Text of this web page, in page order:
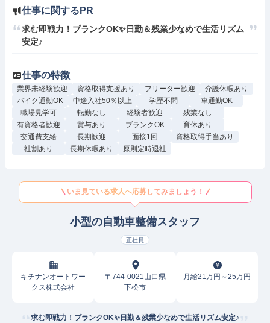
仕事に関するPR
求む即戦力！ブランクOK✨日勤＆残業少なめで生活リズム
安定♪
仕事の特徴
業界未経験歓迎 資格取得支援あり フリーター歓迎
介護休暇あり
バイク通勤OK
中途入社50％以上 学歴不問
車通勤OK
職場見学可
転勤なし 経験者歓迎
残業なし
有資格者歓迎
賞与あり ブランクOK
育休あり
交通費支給
長期歓迎 面接1回
資格取得手当あり
社割あり
長期休暇あり 原則定時退社
いま見ている求人へ応募してみましょう！
小型の自動車整備スタッフ
正社員
キチナンオートワー
クス株式会社
〒744-0021山口県
下松市
月給21万円～25万円
求む即戦力！ブランクOK✨日勤＆残業少なめで生活リズム安定♪